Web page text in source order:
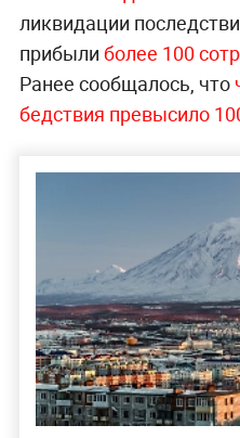
ликвидации
прибыли более 100
Ранее сообщалось, что
бедствия превысило